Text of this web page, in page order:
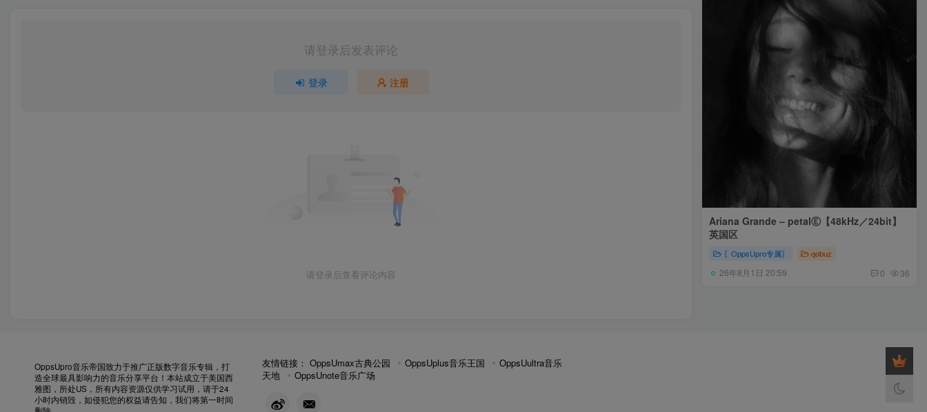
请登录后发表评论
登录 注册
请登录后查看评论内容
Ariana Grande – petalⒺ【48kHz／24bit】
英国区
〖OppsUpro专属〗 qobuz
26年8月1日 20:59 0 36
OppsUpro音乐帝国致力于推广正版数字音乐专辑，打
造全球最具影响力的音乐分享平台！本站成立于美国西
雅图，所处US，所有内容资源仅供学习试用，请于24
小时内销毁，如侵犯您的权益请告知，我们将第一时间
友情链接： OppsUmax古典公园 OppsUplus音乐王国
OppsUultra音乐
天地
OppsUnote音乐广场